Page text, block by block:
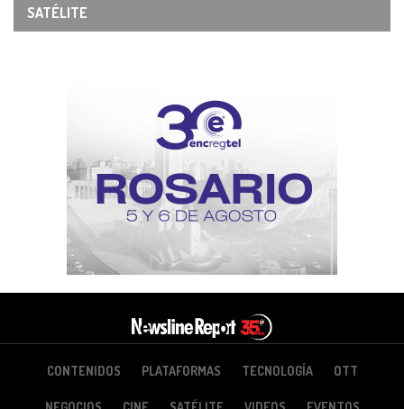
SATÉLITE
CONTENIDOS PLATAFORMAS TECNOLOGÍA OTT